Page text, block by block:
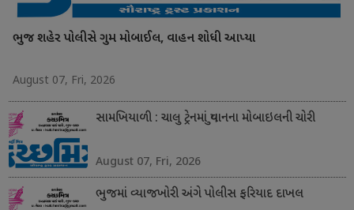
ભુજ શહેર પોલીસે ગુમ મોબાઈલ, વાહન શોધી આપ્યા
August 07, Fri, 2026
સામખિયાળી : ચાલુ ટ્રેનમાં યુવાનના મોબાઇલની ચોરી
August 07, Fri, 2026
ભુજમાં વ્યાજખોરી અંગે પોલીસ ફરિયાદ દાખલ